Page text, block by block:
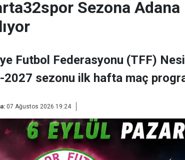
Sezona
Futbol Federasyonu (TFF)
2027 sezonu ilk hafta maç
07 Ağustos 2026 19:24